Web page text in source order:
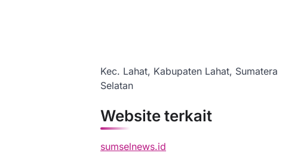
Kec. Lahat, Kabupaten Lahat, Sumatera
Selatan
Website terkait
sumselnews.id